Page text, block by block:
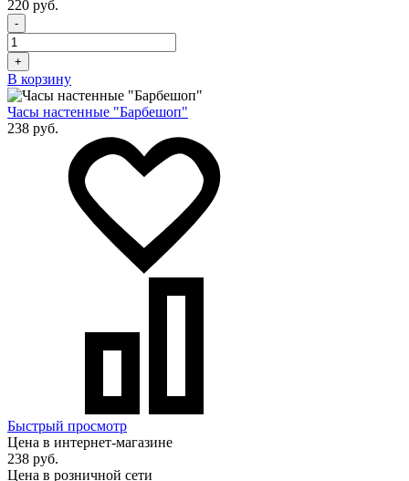
220 руб.
-
+
В корзину
Часы настенные "Барбешоп"
238 руб.
Быстрый просмотр
Цена в интернет-магазине
238 руб.
Цена в розничной сети